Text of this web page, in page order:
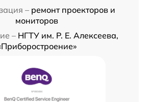
– ремонт проекторов и
мониторов
– НГТУ им. Р. Е. Алексеева,